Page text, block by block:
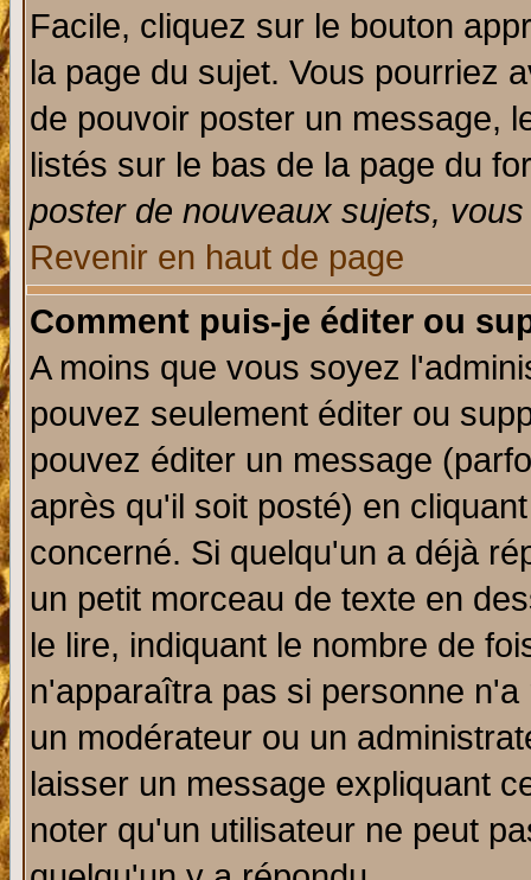
Facile, cliquez sur le bouton
la page du sujet. Vous pourriez
de pouvoir poster un message,
listés sur le bas de la page du
poster de nouveaux sujets,
Revenir en haut de page
Comment puis-je éditer ou
A moins que vous soyez
pouvez seulement éditer ou
pouvez éditer un message
après qu'il soit posté) en
concerné. Si quelqu'un a déjà
un petit morceau de texte en
le lire, indiquant le nombre de
n'apparaîtra pas si personne
un modérateur ou un
laisser un message expliquant
noter qu'un utilisateur ne peut